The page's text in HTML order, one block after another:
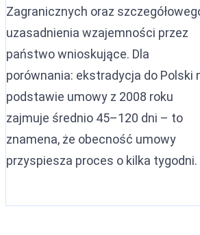
Zagranicznych oraz
uzasadnienia wzajemności przez
państwo wnioskujące. Dla
porównania: ekstradycja do Polski
podstawie umowy z 2008 roku
zajmuje średnio 45–120 dni – to
znamena, że obecność umowy
przyspiesza proces o kilka tygodni.